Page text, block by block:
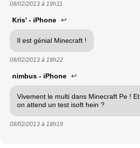
08/02/2013 à 19h11
Kris' - iPhone ↩
Il est génial Minecraft !
08/02/2013 à 18h22
nimbus - iPhone ↩
Vivement le multi dans Minecraft Pe ! Et
on attend un test isoft hein ?
08/02/2013 à 18h19